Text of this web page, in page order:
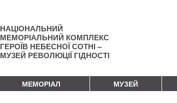
НАЦІОНАЛЬНИЙ
МЕМОРІАЛЬНИЙ КОМПЛЕКС
ГЕРОЇВ НЕБЕСНОЇ СОТНІ –
МУЗЕЙ РЕВОЛЮЦІЇ ГІДНОСТІ
МЕМОРІАЛ МУЗЕЙ